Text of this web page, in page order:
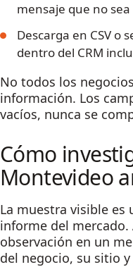
mensaje que no
Descarga en CSV o
dentro del CRM
No todos los
información. Los
vacíos, nunca se
Cómo
Montevideo
La muestra visible
informe del mercado.
observación en un
del negocio, su sitio